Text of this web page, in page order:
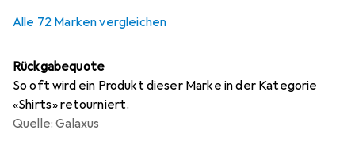
Alle 72 Marken vergleichen
Rückgabequote
So oft wird ein Produkt dieser Marke in der Kategorie
«Shirts» retourniert.
Quelle: Galaxus